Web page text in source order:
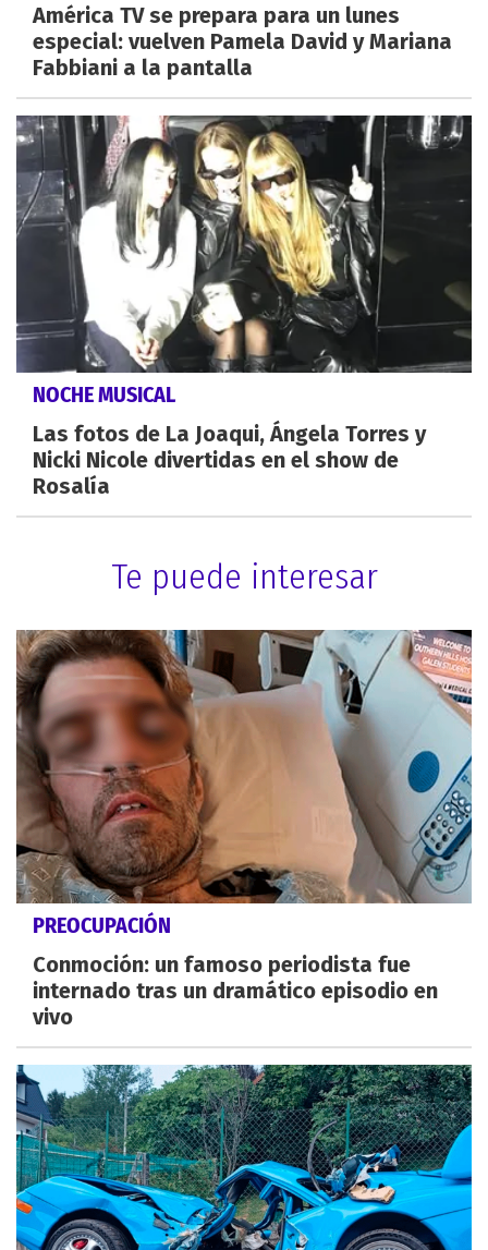
América TV se prepara para un lunes
especial: vuelven Pamela David y Mariana
Fabbiani a la pantalla
NOCHE MUSICAL
Las fotos de La Joaqui, Ángela Torres y
Nicki Nicole divertidas en el show de
Rosalía
Te puede interesar
PREOCUPACIÓN
Conmoción: un famoso periodista fue
internado tras un dramático episodio en
vivo